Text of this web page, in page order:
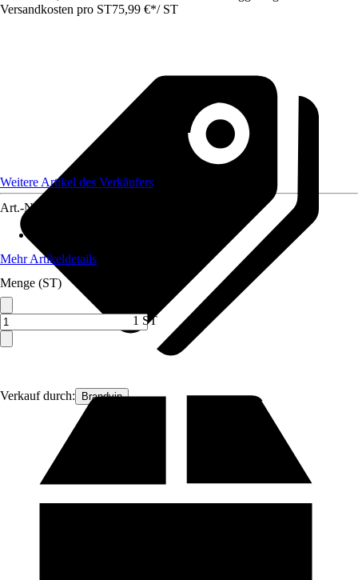
Versandkosten pro ST75,99 €*/ ST
Verkauf durch: Brandvin
Weitere Artikel des Verkäufers
Art.-Nr.
Mehr Artikeldetails
Menge (ST)
1 ST